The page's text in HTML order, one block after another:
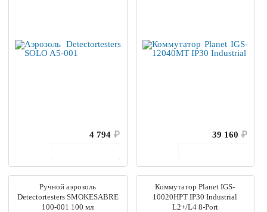
4 794 ₽
39 160 ₽
Ручной аэрозоль
Detectortesters SMOKESABRE
100-001 100 мл
Коммутатор Planet IGS-
10020HPT IP30 Industrial
L2+/L4 8-Port